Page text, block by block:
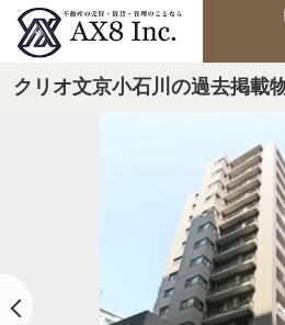
クリオ文京小石川の過去掲載